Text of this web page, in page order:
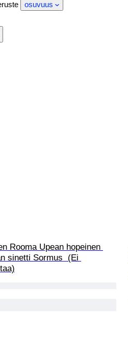
osuvuus
Rooma Upean hopeinen
sinetti Sormus  (Ei